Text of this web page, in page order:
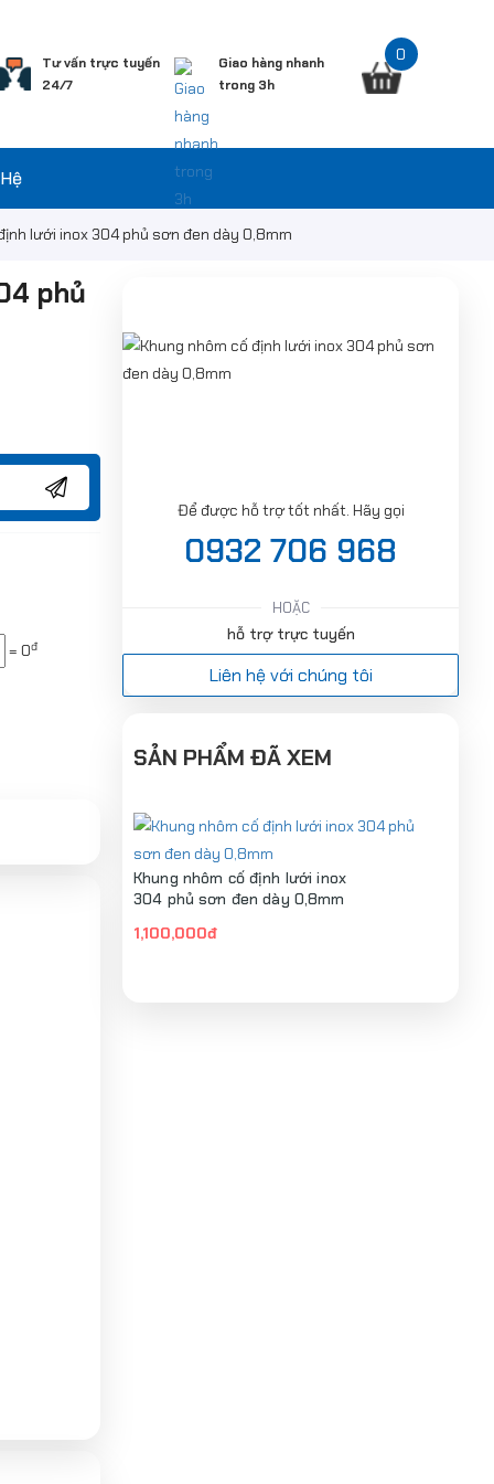
Tư vấn trực tuyến
24/7
Giao hàng nhanh
trong 3h
0
lưới inox 304 phủ sơn đen dày 0,8mm
phủ
= 0đ
Để được hỗ trợ tốt nhất. Hãy gọi
0932 706 968
HOẶC
hỗ trợ trực tuyến
Liên hệ với chúng tôi
SẢN PHẨM ĐÃ XEM
Khung nhôm cố định lưới inox
304 phủ sơn đen dày 0,8mm
1,100,000đ